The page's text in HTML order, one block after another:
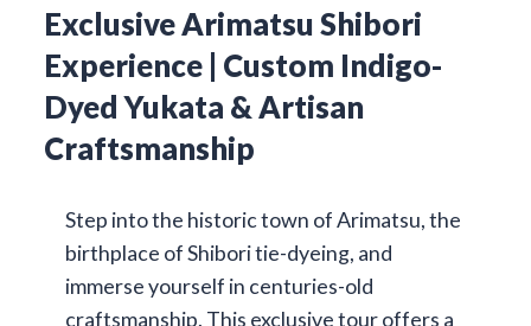
Exclusive Arimatsu Shibori
Experience | Custom Indigo-
Dyed Yukata & Artisan
Craftsmanship
Step into the historic town of Arimatsu, the
birthplace of Shibori tie-dyeing, and
immerse yourself in centuries-old
craftsmanship. This exclusive tour offers a